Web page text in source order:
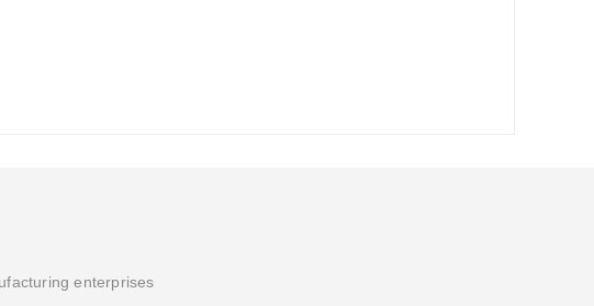
enterprises